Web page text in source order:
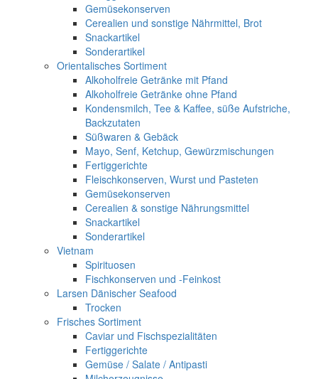
Gemüsekonserven
Cerealien und sonstige Nährmittel, Brot
Snackartikel
Sonderartikel
Orientalisches Sortiment
Alkoholfreie Getränke mit Pfand
Alkoholfreie Getränke ohne Pfand
Kondensmilch, Tee & Kaffee, süße Aufstriche,
Backzutaten
Süßwaren & Gebäck
Mayo, Senf, Ketchup, Gewürzmischungen
Fertiggerichte
Fleischkonserven, Wurst und Pasteten
Gemüsekonserven
Cerealien & sonstige Nährungsmittel
Snackartikel
Sonderartikel
Vietnam
Spirituosen
Fischkonserven und -Feinkost
Larsen Dänischer Seafood
Trocken
Frisches Sortiment
Caviar und Fischspezialitäten
Fertiggerichte
Gemüse / Salate / Antipasti